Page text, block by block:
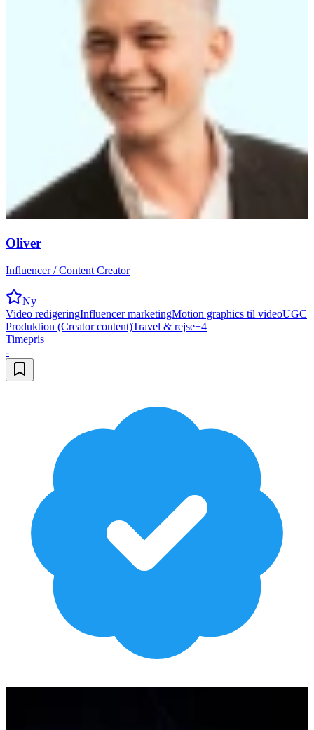
Oliver
Influencer / Content Creator
Ny
Video redigeringInfluencer marketingMotion graphics til videoUGC
Produktion (Creator content)Travel & rejse+4
Timepris
-